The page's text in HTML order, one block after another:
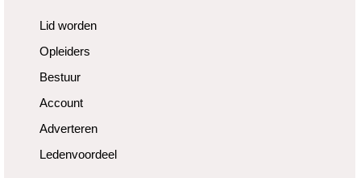
Lid worden
Opleiders
Bestuur
Account
Adverteren
Ledenvoordeel